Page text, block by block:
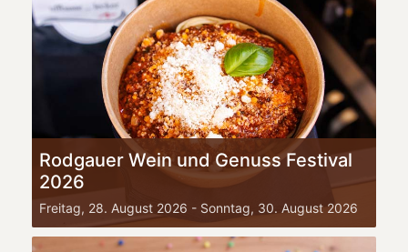
Rodgauer Wein und Genuss Festival
2026
Freitag, 28. August 2026 - Sonntag, 30. August 2026